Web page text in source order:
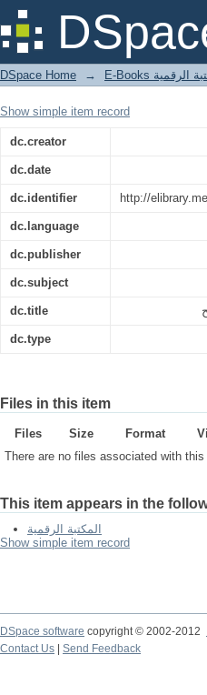
DSpace Home → الرقمية
Show simple item record
dc.creator
dc.date
dc.identifier http://
dc.language
dc.publisher
dc.subject
dc.title
dc.type
Files in this item
Files Size Format
There are no files associated with this
This item appears in the
المكتبة الرقمية
Show simple item record
DSpace software copyright © 2002-2012
Contact Us
Send Feedback